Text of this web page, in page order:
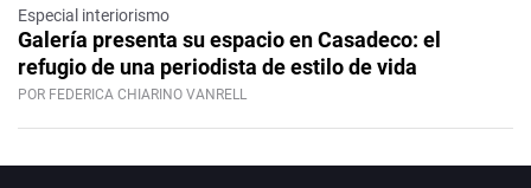
Especial interiorismo
Galería presenta su espacio en Casadeco: el
refugio de una periodista de estilo de vida
POR FEDERICA CHIARINO VANRELL